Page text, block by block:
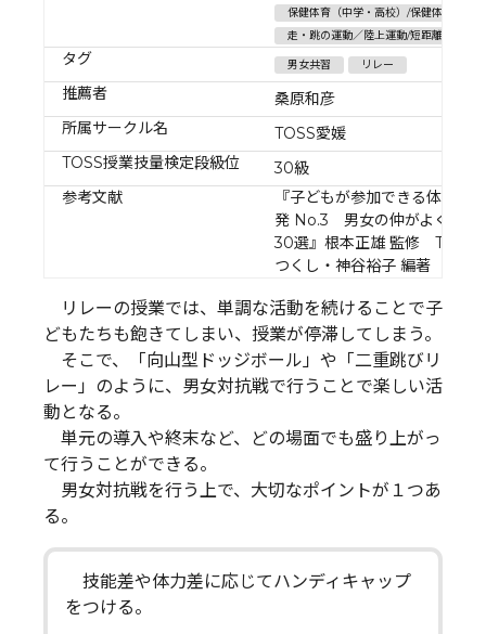
保健体育（中学・高校）/保健体育（中
走・跳の運動／陸上運動/短距離・リレー
タグ 男女共習 リレー
推薦者
桑原和彦
所属サークル名
TOSS愛媛
TOSS授業技量検定段級位
30級
参考文献
『子どもが参加できる体育指
発 No.3 男女の仲がよくなる
30選』根本正雄 監修 TOSS
つくし・神谷裕子 編著
リレーの授業では、単調な活動を続けることで子
どもたちも飽きてしまい、授業が停滞してしまう。
そこで、「向山型ドッジボール」や「二重跳びリ
レー」のように、男女対抗戦で行うことで楽しい活
動となる。
単元の導入や終末など、どの場面でも盛り上がっ
て行うことができる。
男女対抗戦を行う上で、大切なポイントが１つあ
る。
技能差や体力差に応じてハンディキャップ
をつける。